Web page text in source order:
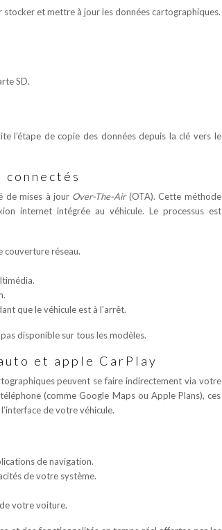
et mettre à jour les données cartographiques.
SD.
l’étape de copie des données depuis la clé vers le
connectés
de mises à jour Over-The-Air(OTA). Cette méthode
internet intégrée au véhicule. Le processus est
couverture réseau.
que le véhicule est à l’arrêt.
disponible sur tous les modèles.
et apple CarPlay
peuvent se faire indirectement via votre
(comme Google Maps ou Apple Plans), ces
de votre véhicule.
de navigation.
de votre système.
votre voiture.